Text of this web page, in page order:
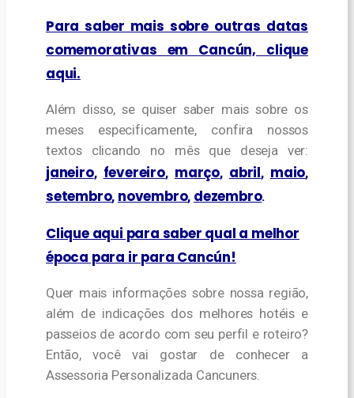
Para saber mais sobre outras datas
comemorativas em Cancún, clique
aqui.
Além disso, se quiser saber mais sobre os
meses especificamente, confira nossos
textos clicando no mês que deseja ver:
janeiro, fevereiro, março, abril, maio,
setembro, novembro, dezembro.
Clique aqui para saber qual a melhor
época para ir para Cancún!
Quer mais informações sobre nossa região,
além de indicações dos melhores hotéis e
passeios de acordo com seu perfil e roteiro?
Então, você vai gostar de conhecer a
Assessoria Personalizada Cancuners.